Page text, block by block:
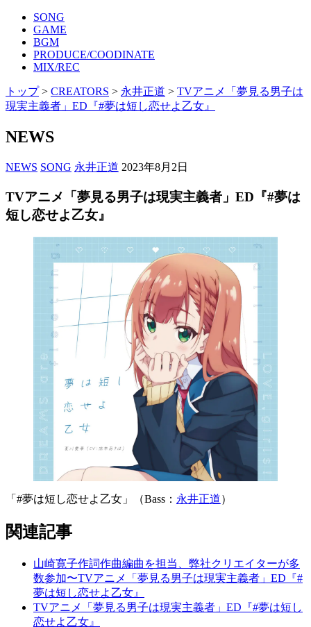
SONG
GAME
BGM
PRODUCE/COODINATE
MIX/REC
トップ> CREATORS > 永井正道 > TVアニメ「夢見る男子は
現実主義者」ED『#夢は短し恋せよ乙女』
NEWS
NEWS SONG 永井正道 2023年8月2日
TVアニメ「夢見る男子は現実主義者」ED『#夢は
短し恋せよ乙女』
「#夢は短し恋せよ乙女」（Bass： 永井正道）
関連記事
山崎寛子作詞作曲編曲を担当、弊社クリエイターが多
数参加〜TVアニメ「夢見る男子は現実主義者」ED『#
夢は短し恋せよ乙女』
TVアニメ「夢見る男子は現実主義者」ED『#夢は短し
恋せよ乙女』